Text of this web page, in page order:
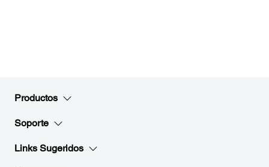
Productos
Soporte
Links Sugeridos